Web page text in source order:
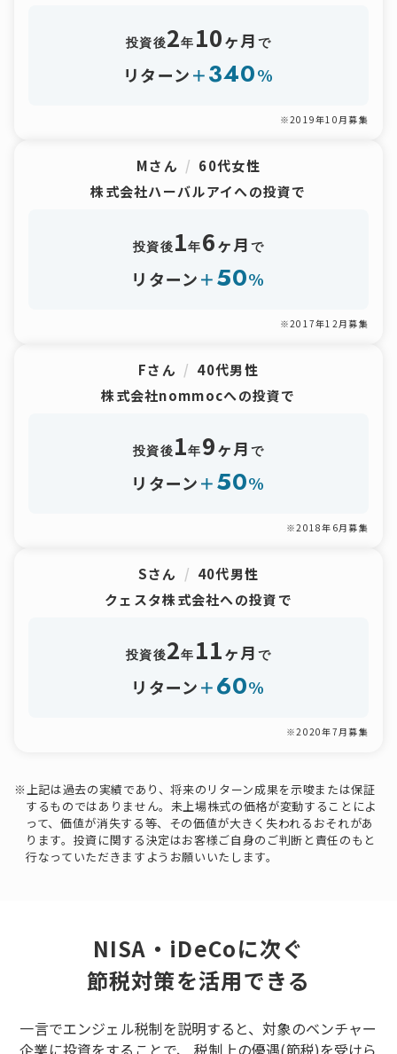
投資後2年 10ヶ月 で
リターン＋340%
※2019年10月募集
Mさん / 60代女性
株式会社ハーバルアイへの投資で
投資後1年6ヶ月 で
リターン＋50%
※2017年12月募集
Fさん / 40代男性
株式会社nommocへの投資で
投資後1年9ヶ月 で
リターン＋50%
※2018年6月募集
Sさん / 40代男性
クェスタ株式会社への投資で
投資後2年 11ヶ月 で
リターン＋60%
※2020年7月募集
※上記は過去の実績であり、将来のリターン成果を示唆または保証
するものではありません。未上場株式の価格が変動することによ
って、価値が消失する等、その価値が大きく失われるおそれがあ
ります。投資に関する決定はお客様ご自身のご判断と責任のもと
行なっていただきますようお願いいたします。
NISA・iDeCoに次ぐ
節税対策を活用できる
一言でエンジェル税制を説明すると、対象のベンチャー
企業に投資をすることで、
税制上の優遇(節税)を受けら